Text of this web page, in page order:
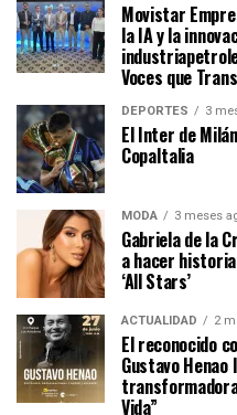
Movistar
la IA y la
Voces que
DEPORTES 3
El Inter de
CopaItalia
MODA 3 meses
Gabriela de la
a hacer
‘All Stars’
ACTUALIDAD 2
El reconocido
Gustavo
Vida”